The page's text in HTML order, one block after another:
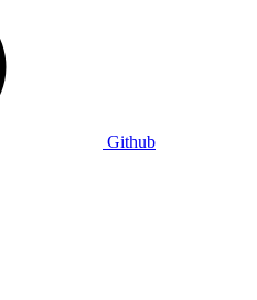
Github